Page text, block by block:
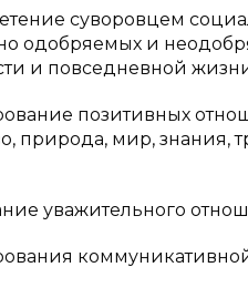
суворовцем
одобряемых и
и повседневной
позитивных
природа, мир, знания,
уважительного